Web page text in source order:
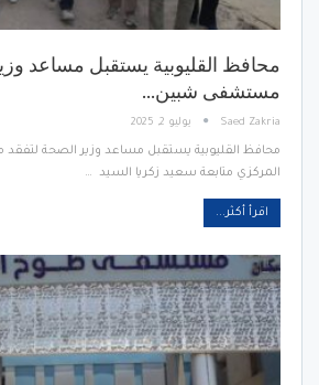
محافظ القليوبية يستقبل مساعد
مستشفى شبين…
Saed Zakria يوليو 2, 2025
محافظ القليوبية يستقبل مساعد وزير الصحة
المركزي متابعة سعيد زكريا السيد …
اقرأ أكثر...